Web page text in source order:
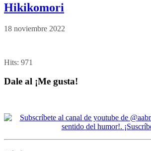
Hikikomori
18 noviembre 2022
Hits: 971
Dale al ¡Me gusta!